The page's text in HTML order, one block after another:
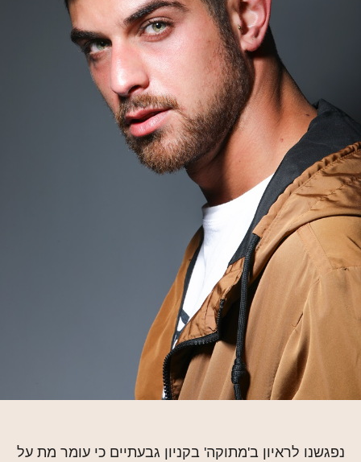
נפגשנו לראיון ב'מתוקה' בקניון גבעתיים כי עומר מת על